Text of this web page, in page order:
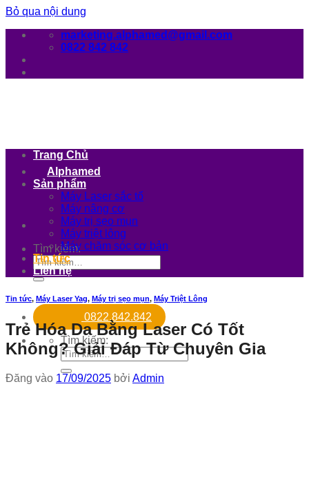
Bỏ qua nội dung
marketing.alphamed@gmail.com
0822 842 842
Tìm kiếm:
0822.842.842
Tìm kiếm:
Trang Chủ
Alphamed
Sản phẩm
Máy Laser sắc tố
Máy nâng cơ
Máy trị sẹo mụn
Máy triệt lông
Máy chăm sóc cơ bản
Tin tức
Liên hệ
Tin tức, Máy Laser Yag, Máy trị sẹo mụn, Máy Triệt Lông
Trẻ Hóa Da Bằng Laser Có Tốt
Không? Giải Đáp Từ Chuyên Gia
Đăng vào 17/09/2025 bởi Admin